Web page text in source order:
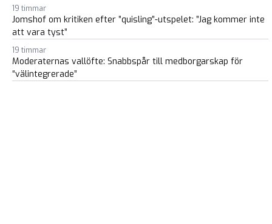
19 timmar
Jomshof om kritiken efter ”quisling”-utspelet: ”Jag kommer inte
att vara tyst”
19 timmar
Moderaternas vallöfte: Snabbspår till medborgarskap för
“välintegrerade”